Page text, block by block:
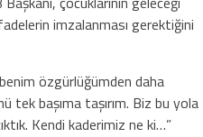
imzalanması gerektiğini
özgürlüğümden daha
tek başıma taşırım. Biz bu yola
Kendi kaderimiz ne ki…”